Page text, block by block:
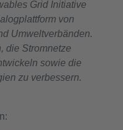
Grid Initiative
von
Umweltverbänden.
die Stromnetze
sowie die
zu verbessern.